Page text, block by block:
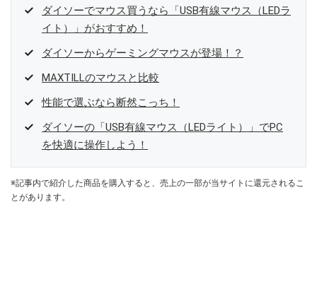
ダイソーでマウス買うなら「USB有線マウス（LEDラ
イト）」がおすすめ！
ダイソーからゲーミングマウスが登場！？
MAXTILLのマウスと比較
性能で選ぶなら断然こっち！
ダイソーの「USB有線マウス（LEDライト）」でPC
を快適に操作しよう！
※記事内で紹介した商品を購入すると、売上の一部が当サイトに還元されるこ
とがあります。